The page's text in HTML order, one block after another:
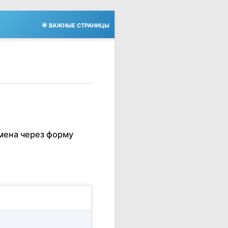
🌟 ВАЖНЫЕ СТРАНИЦЫ
через форму